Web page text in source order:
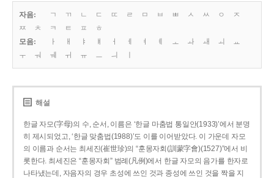
자음: ㄱ ㄲ ㄴ ㄷ ㄸ ㄹ ㅁ ㅂ ㅃ ㅅ ㅆ ㅇ
ㅈ
ㅉ
ㅊ ㅋ ㅌ ㅍ
ㅎ
모음:
ㅏ ㅐ ㅑ ㅒ ㅓ ㅔ ㅕ ㅖ ㅗ ㅘ ㅙ ㅚ
ㅛ
ㅜ
ㅝ ㅞ ㅟ ㅠ ㅡ ㅢ
해설
한글 자모(字母)의 수, 순서, 이름은 ‘한글 마춤법 통일안(1933)’에서 분명
히 제시되었고, ‘한글 맞춤법(1988)’도 이를 이어받았다. 이 가운데 자모
의 이름과 순서는 최세진(崔世珍)의 “훈몽자회(訓蒙字會)(1527)”에서 비
롯한다. 최세진은 “훈몽자회” 범례(凡例)에서 한글 자모의 음가를 한자로
나타냈는데, 자음자의 경우 초성에 쓰인 것과 종성에 쓰인 것을 짝을 지